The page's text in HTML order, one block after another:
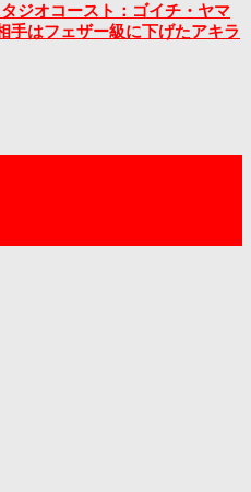
ジオコースト：ゴイチ・ヤマ
手はフェザー級に下げたアキラ